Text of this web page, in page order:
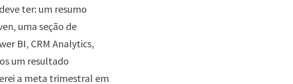
ter: um resumo
uma seção de
BI, CRM Analytics,
um resultado
a meta trimestral em